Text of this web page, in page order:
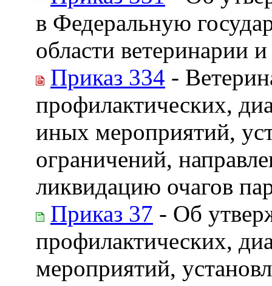
в Федеральную
области ветеринарии
Приказ 334 -
профилактических,
иных мероприятий,
ограничений,
ликвидацию очагов
Приказ 37 - Об
профилактических,
мероприятий,